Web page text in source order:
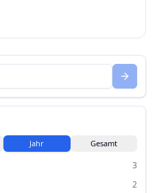
Jahr Gesamt
3
2